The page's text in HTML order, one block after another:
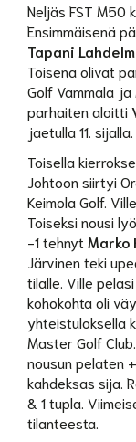
Neljäs FST M50
Ensimmäisenä
Tapani
Toisena olivat
Golf Vammala ja
parhaiten aloitti
jaetulla 11. sijalla.
Toisella
Johtoon siirtyi
Keimola Golf.
Toiseksi nousi
-1 tehnyt Marko
Järvinen teki
tilalle. Ville
kohokohta oli
yhteistuloksella
Master Golf
nousun pelaten
kahdeksas sija.
& 1 tupla.
tilanteesta.